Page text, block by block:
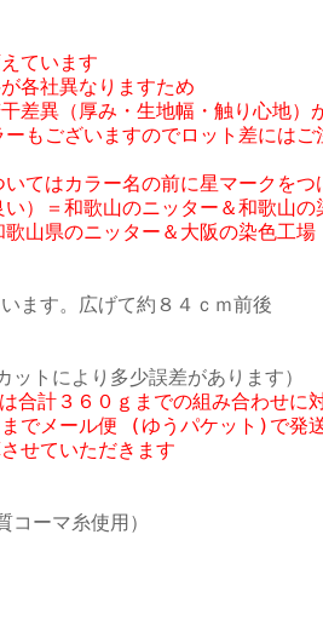
ています
各社異なりますため
差異（厚み・生地幅・触り心地）
もございますのでロット差にはご
てはカラー名の前に星マークをつ
）＝和歌山のニッター＆和歌山の
ます。広げて約８４ｃｍ前後
計３６０ｇまでの組み合わせに
でメール便 (ゆうパケット)で発
せていただきます
コーマ糸使用）